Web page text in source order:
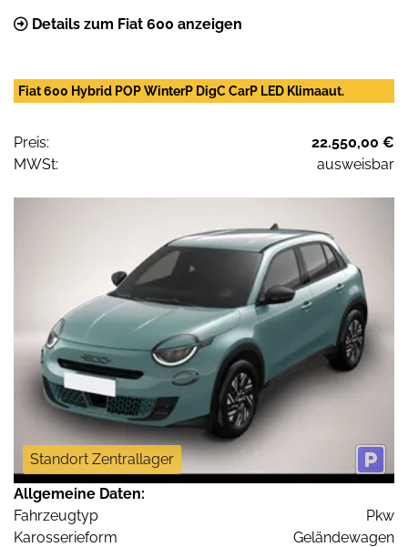
Details zum Fiat 600 anzeigen
Fiat 600 Hybrid POP WinterP DigC CarP LED Klimaaut.
Preis:
22.550,00 €
MWSt:
ausweisbar
Standort Zentrallager
Allgemeine Daten:
Fahrzeugtyp
Pkw
Karosserieform
Geländewagen